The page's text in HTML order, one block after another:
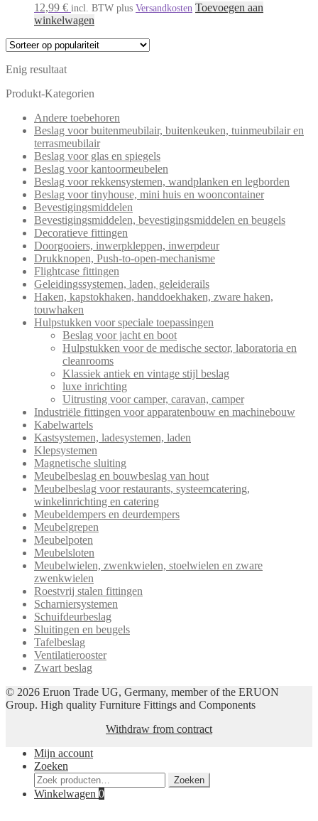
12,99 € incl. BTW plus Versandkosten Toevoegen aan
winkelwagen
Enig resultaat
Produkt-Kategorien
Andere toebehoren
Beslag voor buitenmeubilair, buitenkeuken, tuinmeubilair en
terrasmeubilair
Beslag voor glas en spiegels
Beslag voor kantoormeubelen
Beslag voor rekkensystemen, wandplanken en legborden
Beslag voor tinyhouse, mini huis en wooncontainer
Bevestigingsmiddelen
Bevestigingsmiddelen, bevestigingsmiddelen en beugels
Decoratieve fittingen
Doorgooiers, inwerpkleppen, inwerpdeur
Drukknopen, Push-to-open-mechanisme
Flightcase fittingen
Geleidingssystemen, laden, geleiderails
Haken, kapstokhaken, handdoekhaken, zware haken,
touwhaken
Hulpstukken voor speciale toepassingen
Beslag voor jacht en boot
Hulpstukken voor de medische sector, laboratoria en
cleanrooms
Klassiek antiek en vintage stijl beslag
luxe inrichting
Uitrusting voor camper, caravan, camper
Industriële fittingen voor apparatenbouw en machinebouw
Kabelwartels
Kastsystemen, ladesystemen, laden
Klepsystemen
Magnetische sluiting
Meubelbeslag en bouwbeslag van hout
Meubelbeslag voor restaurants, systeemcatering,
winkelinrichting en catering
Meubeldempers en deurdempers
Meubelgrepen
Meubelpoten
Meubelsloten
Meubelwielen, zwenkwielen, stoelwielen en zware
zwenkwielen
Roestvrij stalen fittingen
Scharniersystemen
Schuifdeurbeslag
Sluitingen en beugels
Tafelbeslag
Ventilatierooster
Zwart beslag
© 2026 Eruon Trade UG, Germany, member of the ERUON
Group. High quality Furniture Fittings and Components
Withdraw from contract
Mijn account
Zoeken
Zoeken
naar:
Zoeken
Winkelwagen 0